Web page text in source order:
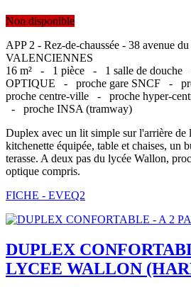
Non disponible
APP 2 - Rez-de-chaussée - 38 avenue
VALENCIENNES
16 m² - 1 pièce - 1 salle de
OPTIQUE - proche gare SNCF -
proche centre-ville - proche hyper-
- proche INSA (tramway)
Duplex avec un lit simple sur l'arrière de
kitchenette équipée, table et chaises, un
terasse. A deux pas du lycée Wallon,
optique compris.
FICHE - EVEQ2
DUPLEX
LYCEE WALLON